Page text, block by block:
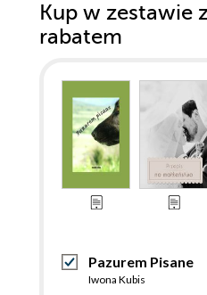
Kup w zestawie
rabatem
Pazurem Pisane
Iwona Kubis